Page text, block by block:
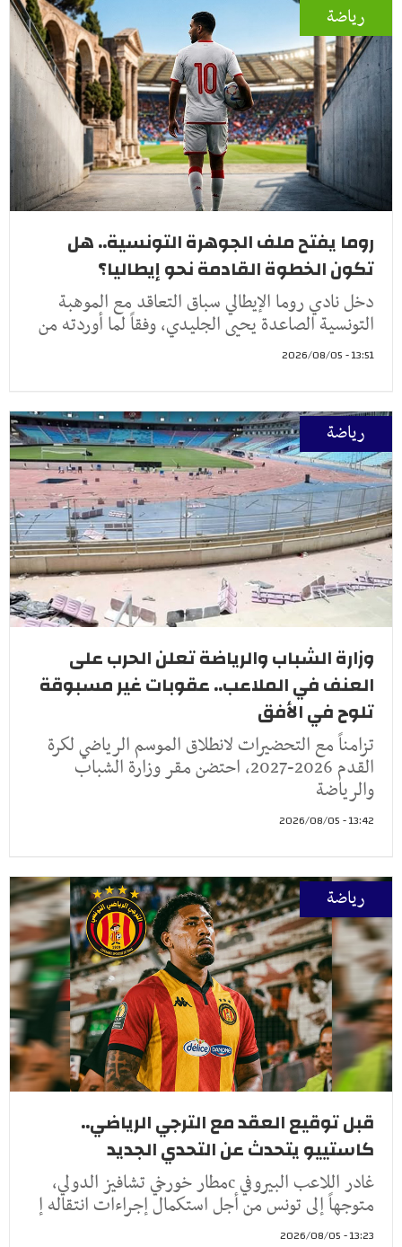
رياضة
روما يفتح ملف الجوهرة التونسية.. هل
تكون الخطوة القادمة نحو إيطاليا؟
دخل نادي روما الإيطالي سباق التعاقد مع الموهبة
التونسية الصاعدة يحيى الجليدي، وفقاً لما أوردته من
13:51 - 2026/08/05
رياضة
وزارة الشباب والرياضة تعلن الحرب على
العنف في الملاعب.. عقوبات غير مسبوقة
تلوح في الأفق
تزامناً مع التحضيرات لانطلاق الموسم الرياضي لكرة
القدم 2026-2027، احتضن مقر وزارة الشباب
والرياضة
13:42 - 2026/08/05
رياضة
قبل توقيع العقد مع الترجي الرياضي..
كاستييو يتحدث عن التحدي الجديد
غادر اللاعب البيروفي cمطار خورخي تشافيز الدولي،
متوجهاً إلى تونس من أجل استكمال إجراءات انتقاله إ
13:23 - 2026/08/05